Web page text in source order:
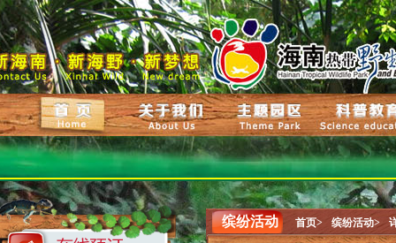
缤纷活动 首页> 缤纷活动>